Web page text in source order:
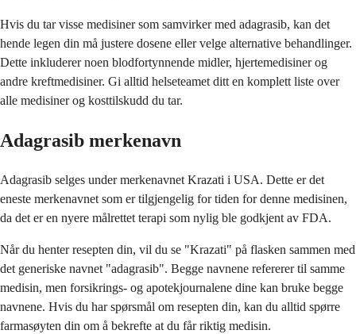
Hvis du tar visse medisiner som samvirker med adagrasib, kan det
hende legen din må justere dosene eller velge alternative behandlinger.
Dette inkluderer noen blodfortynnende midler, hjertemedisiner og
andre kreftmedisiner. Gi alltid helseteamet ditt en komplett liste over
alle medisiner og kosttilskudd du tar.
Adagrasib merkenavn
Adagrasib selges under merkenavnet Krazati i USA. Dette er det
eneste merkenavnet som er tilgjengelig for tiden for denne medisinen,
da det er en nyere målrettet terapi som nylig ble godkjent av FDA.
Når du henter resepten din, vil du se "Krazati" på flasken sammen med
det generiske navnet "adagrasib". Begge navnene refererer til samme
medisin, men forsikrings- og apotekjournalene dine kan bruke begge
navnene. Hvis du har spørsmål om resepten din, kan du alltid spørre
farmasøyten din om å bekrefte at du får riktig medisin.